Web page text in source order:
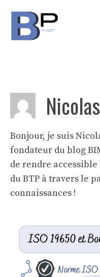
content
Bonjour, je suis
fondateur du blog
de rendre
du BTP à travers le
connaissances !